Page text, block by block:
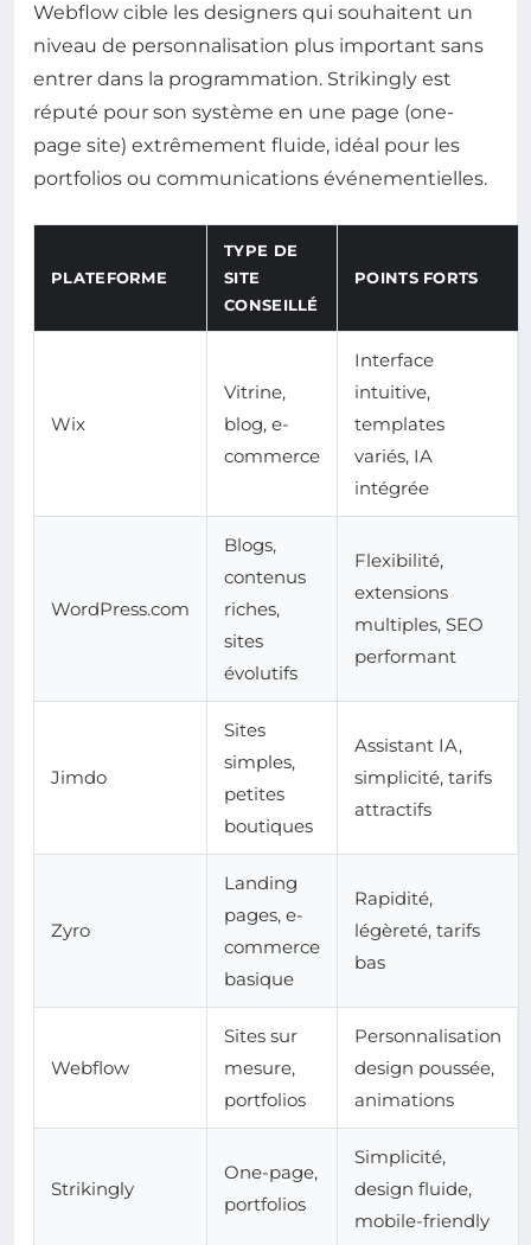
Webflow cible les designers qui souhaitent un
niveau de personnalisation plus important sans
entrer dans la programmation. Strikingly est
réputé pour son système en une page (one-
page site) extrêmement fluide, idéal pour les
portfolios ou communications événementielles.
PLATEFORME
TYPE DE
SITE
CONSEILLÉ
POINTS FORTS
Wix
Vitrine,
blog, e-
commerce
Interface
intuitive,
templates
variés, IA
intégrée
WordPress.com
Blogs,
contenus
riches,
sites
évolutifs
Flexibilité,
extensions
multiples, SEO
performant
Jimdo
Sites
simples,
petites
boutiques
Assistant IA,
simplicité, tarifs
attractifs
Zyro
Landing
pages, e-
commerce
basique
Rapidité,
légèreté, tarifs
bas
Webflow
Sites sur
mesure,
portfolios
Personnalisation
design poussée,
animations
Strikingly
One-page,
portfolios
Simplicité,
design fluide,
mobile-friendly